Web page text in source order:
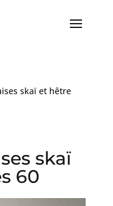
skaï et hêtre
skaï
60